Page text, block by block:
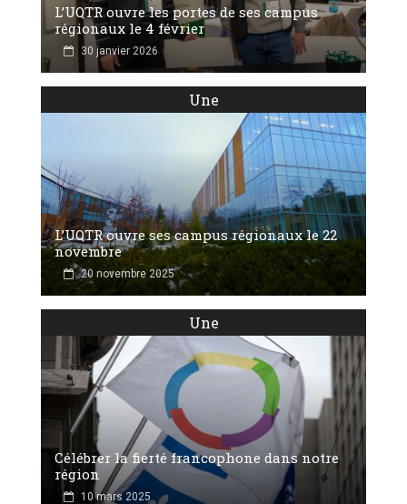
L’UQTR ouvre les portes de ses campus
régionaux le 4 février
30 janvier 2026
Une
L’UQTR ouvre ses campus régionaux le 22
novembre
20 novembre 2025
Une
Célébrer la fierté francophone dans notre
région
10 mars 2025